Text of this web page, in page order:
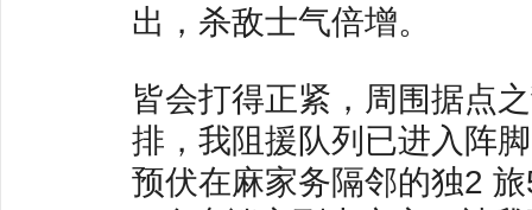
出，杀敌士气倍增。
皆会打得正紧，周围据点
排，我阻援队列已进入阵
预伏在麻家务隔邻的独2